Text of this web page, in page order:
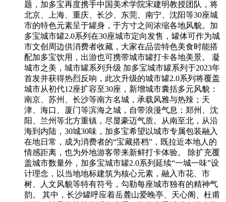
题，加多宝再度携手中国美术学院宋建明教授团队，将
北京、上海、重庆、长沙、东莞、南宁、沈阳等30座城
市的特色元素呈于罐身，于方寸之间浓缩各地风貌。加
多宝城市罐2.0系列在30座城市定向发售，罐体可作为城
市文创周边供消费者收藏，大家在品尝特色美食时能搭
配加多宝饮用，出游也可携带城市罐打卡各地美景。 凝
城市之美，城市罐系列升级 加多宝城市罐系列于2023年
首发并获得热烈反响，此次升级的城市罐2.0系列将覆盖
城市从初代12座扩容至30座，新增城市囊括多元风貌：
南京、苏州、长沙等南方名城，承载风雅与热辣；天
津、海口、厦门等滨海之城，自带浪漫气息；郑州、沈
阳、兰州等北方重镇，尽显豪迈气质。从南至北，从沿
海到内陆，30城30味，加多宝希望以城市专属包装融入
在地日常，成为消费者的“宝藏搭档”，既拉近本地人的
情感距离，也为外地游客带来新鲜打卡体验。 除扩充覆
盖城市数量外，加多宝城市罐2.0系列延续“一城一味”设
计理念，以当地地标建筑为核心元素，融入市花、市
树、人文风貌等特有符号，勾勒每座城市独有的精神气
韵。 其中，长沙罐呼应着岳麓山爱晚亭、天心阁、杜甫